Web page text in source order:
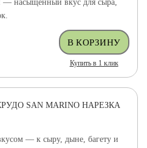
насыщенный вкус для сыра,
Купить в 1 клик
SAN MARINO НАРЕЗКА
— к сыру, дыне, багету и